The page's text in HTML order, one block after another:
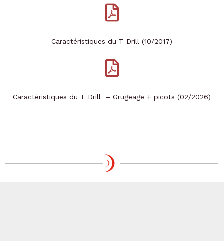
Caractéristiques du T Drill (10/2017)
Caractéristiques du T Drill – Grugeage + picots (02/2026)